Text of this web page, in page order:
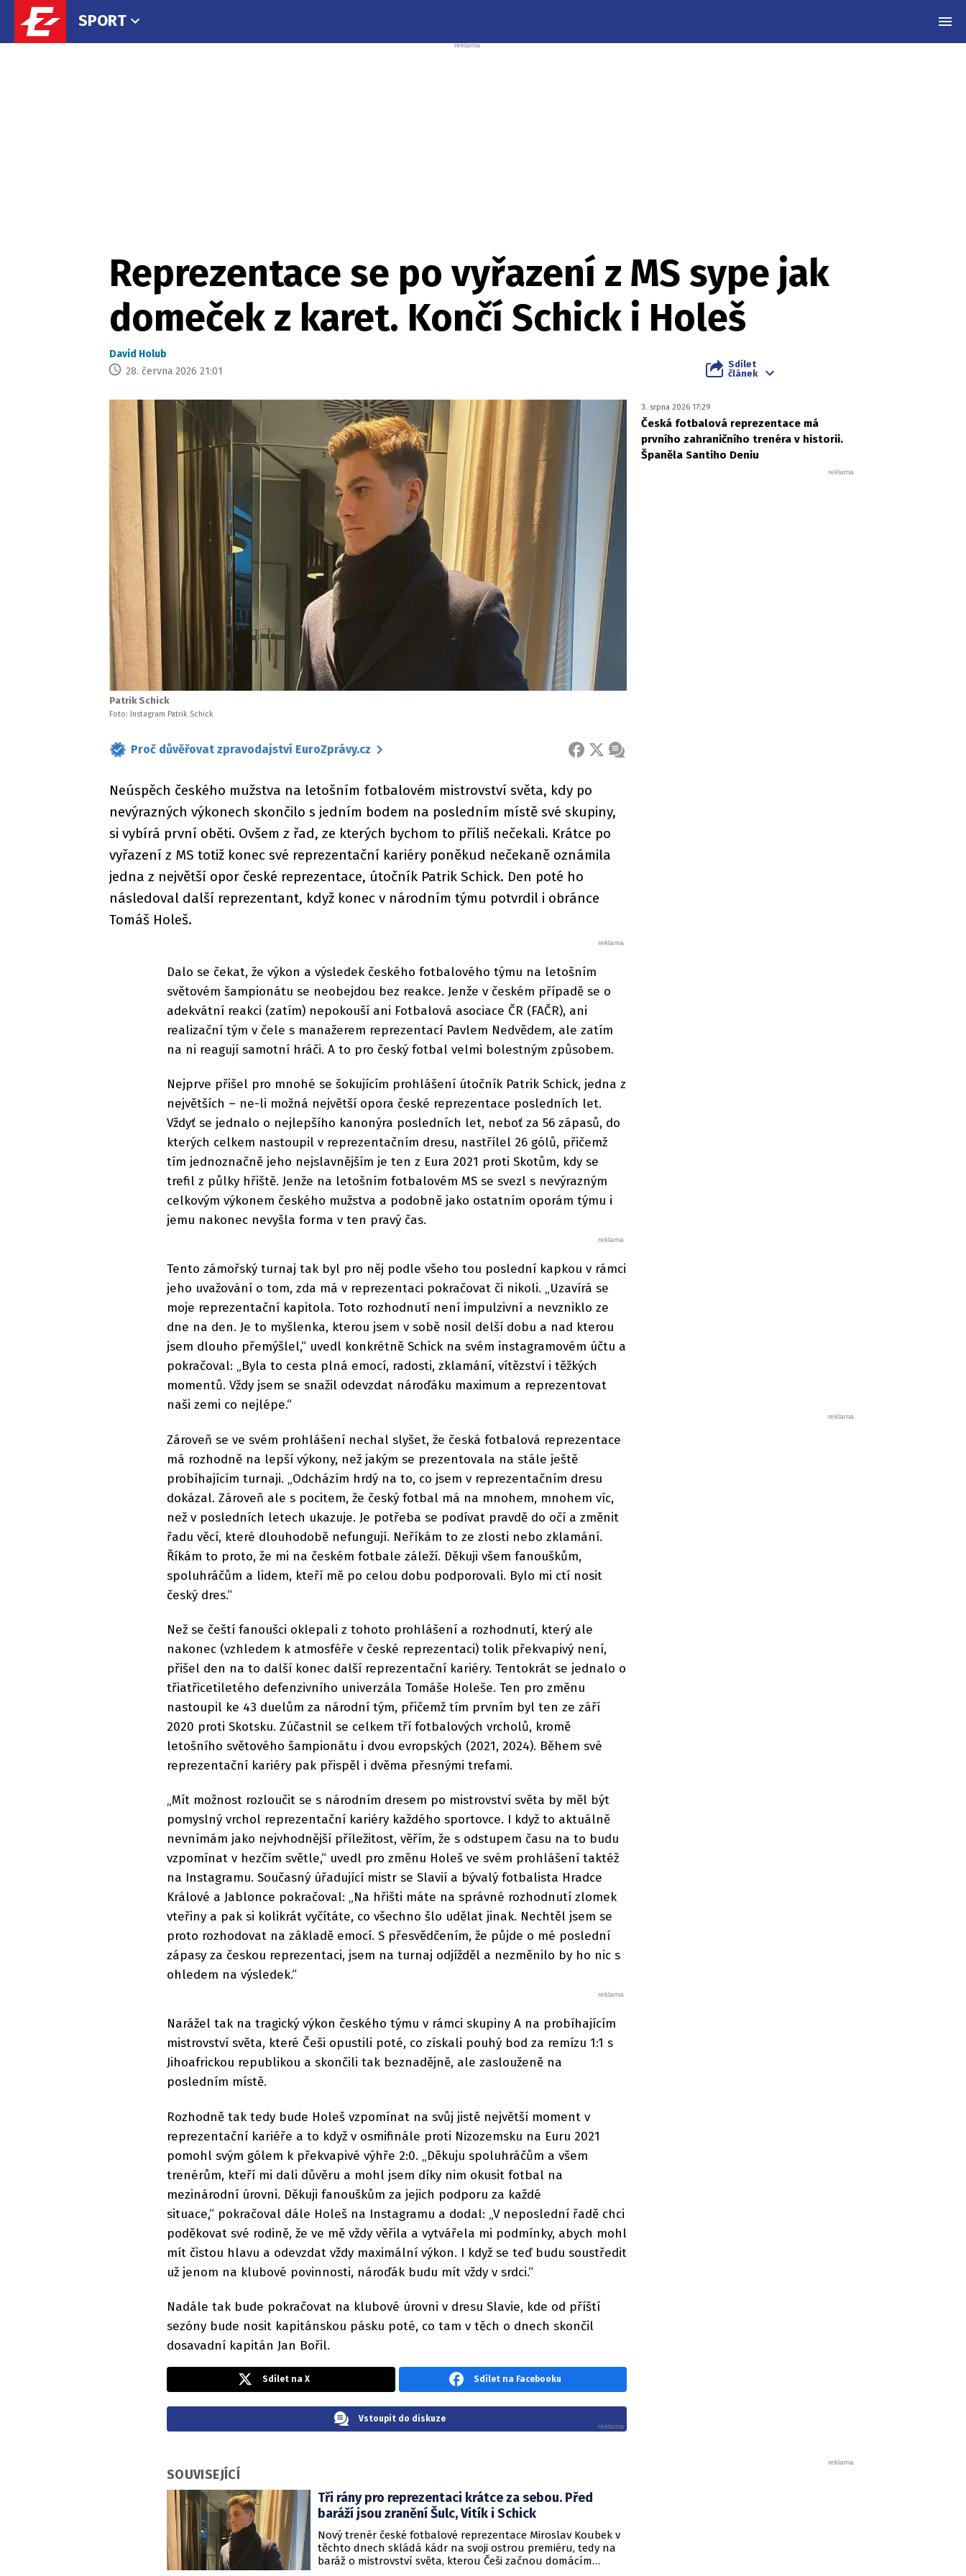
SPORT
Reprezentace se po vyřazení z MS sype jak
domeček z karet. Končí Schick i Holeš
David Holub
28. června 2026 21:01
Sdílet
článek
Patrik Schick
Foto: Instagram Patrik Schick
Proč důvěřovat zpravodajství EuroZprávy.cz FACEBOOK
X ZPRÁVA
Neúspěch českého mužstva na letošním fotbalovém mistrovství světa, kdy po
nevýrazných výkonech skončilo s jedním bodem na posledním místě své skupiny,
si vybírá první oběti. Ovšem z řad, ze kterých bychom to příliš nečekali. Krátce po
vyřazení z MS totiž konec své reprezentační kariéry poněkud nečekaně oznámila
jedna z největší opor české reprezentace, útočník Patrik Schick. Den poté ho
následoval další reprezentant, když konec v národním týmu potvrdil i obránce
Tomáš Holeš.
Dalo se čekat, že výkon a výsledek českého fotbalového týmu na letošním
světovém šampionátu se neobejdou bez reakce. Jenže v českém případě se o
adekvátní reakci (zatím) nepokouší ani Fotbalová asociace ČR (FAČR), ani
realizační tým v čele s manažerem reprezentací Pavlem Nedvědem, ale zatím
na ni reagují samotní hráči. A to pro český fotbal velmi bolestným způsobem.
Nejprve přišel pro mnohé se šokujícím prohlášení útočník Patrik Schick, jedna z
největších – ne-li možná největší opora české reprezentace posledních let.
Vždyť se jednalo o nejlepšího kanonýra posledních let, neboť za 56 zápasů, do
kterých celkem nastoupil v reprezentačním dresu, nastřílel 26 gólů, přičemž
tím jednoznačně jeho nejslavnějším je ten z Eura 2021 proti Skotům, kdy se
trefil z půlky hřiště. Jenže na letošním fotbalovém MS se svezl s nevýrazným
celkovým výkonem českého mužstva a podobně jako ostatním oporám týmu i
jemu nakonec nevyšla forma v ten pravý čas.
Tento zámořský turnaj tak byl pro něj podle všeho tou poslední kapkou v rámci
jeho uvažování o tom, zda má v reprezentaci pokračovat či nikoli. „Uzavírá se
moje reprezentační kapitola. Toto rozhodnutí není impulzivní a nevzniklo ze
dne na den. Je to myšlenka, kterou jsem v sobě nosil delší dobu a nad kterou
jsem dlouho přemýšlel,“ uvedl konkrétně Schick na svém instagramovém účtu a
pokračoval: „Byla to cesta plná emocí, radosti, zklamání, vítězství i těžkých
momentů. Vždy jsem se snažil odevzdat nároďáku maximum a reprezentovat
naši zemi co nejlépe.“
Zároveň se ve svém prohlášení nechal slyšet, že česká fotbalová reprezentace
má rozhodně na lepší výkony, než jakým se prezentovala na stále ještě
probíhajícím turnaji. „Odcházím hrdý na to, co jsem v reprezentačním dresu
dokázal. Zároveň ale s pocitem, že český fotbal má na mnohem, mnohem víc,
než v posledních letech ukazuje. Je potřeba se podívat pravdě do očí a změnit
řadu věcí, které dlouhodobě nefungují. Neříkám to ze zlosti nebo zklamání.
Říkám to proto, že mi na českém fotbale záleží. Děkuji všem fanouškům,
spoluhráčům a lidem, kteří mě po celou dobu podporovali. Bylo mi ctí nosit
český dres.“
Než se čeští fanoušci oklepali z tohoto prohlášení a rozhodnutí, který ale
nakonec (vzhledem k atmosféře v české reprezentaci) tolik překvapivý není,
přišel den na to další konec další reprezentační kariéry. Tentokrát se jednalo o
třiatřicetiletého defenzivního univerzála Tomáše Holeše. Ten pro změnu
nastoupil ke 43 duelům za národní tým, přičemž tím prvním byl ten ze září
2020 proti Skotsku. Zúčastnil se celkem tří fotbalových vrcholů, kromě
letošního světového šampionátu i dvou evropských (2021, 2024). Během své
reprezentační kariéry pak přispěl i dvěma přesnými trefami.
„Mít možnost rozloučit se s národním dresem po mistrovství světa by měl být
pomyslný vrchol reprezentační kariéry každého sportovce. I když to aktuálně
nevnímám jako nejvhodnější příležitost, věřím, že s odstupem času na to budu
vzpomínat v hezčím světle,“ uvedl pro změnu Holeš ve svém prohlášení taktéž
na Instagramu. Současný úřadující mistr se Slavií a bývalý fotbalista Hradce
Králové a Jablonce pokračoval: „Na hřišti máte na správné rozhodnutí zlomek
vteřiny a pak si kolikrát vyčítáte, co všechno šlo udělat jinak. Nechtěl jsem se
proto rozhodovat na základě emocí. S přesvědčením, že půjde o mé poslední
zápasy za českou reprezentaci, jsem na turnaj odjížděl a nezměnilo by ho nic s
ohledem na výsledek.“
Narážel tak na tragický výkon českého týmu v rámci skupiny A na probíhajícím
mistrovství světa, které Češi opustili poté, co získali pouhý bod za remízu 1:1 s
Jihoafrickou republikou a skončili tak beznadějně, ale zaslouženě na
posledním místě.
Rozhodně tak tedy bude Holeš vzpomínat na svůj jistě největší moment v
reprezentační kariéře a to když v osmifinále proti Nizozemsku na Euru 2021
pomohl svým gólem k překvapivé výhře 2:0. „Děkuju spoluhráčům a všem
trenérům, kteří mi dali důvěru a mohl jsem díky nim okusit fotbal na
mezinárodní úrovni. Děkuji fanouškům za jejich podporu za každé
situace,“ pokračoval dále Holeš na Instagramu a dodal: „V neposlední řadě chci
poděkovat své rodině, že ve mě vždy věřila a vytvářela mi podmínky, abych mohl
mít čistou hlavu a odevzdat vždy maximální výkon. I když se teď budu soustředit
už jenom na klubové povinnosti, nároďák budu mít vždy v srdci.“
Nadále tak bude pokračovat na klubové úrovni v dresu Slavie, kde od příští
sezóny bude nosit kapitánskou pásku poté, co tam v těch o dnech skončil
dosavadní kapitán Jan Bořil.
3. srpna 2026 17:29
Česká fotbalová reprezentace má
prvního zahraničního trenéra v historii.
Španěla Santiho Deniu
Sdílet na X Sdílet na Facebooku
Vstoupit do diskuze
SOUVISEJÍCÍ
Tři rány pro reprezentaci krátce za sebou. Před
baráží jsou zranění Šulc, Vitík i Schick
Nový trenér české fotbalové reprezentace Miroslav Koubek v
těchto dnech skládá kádr na svoji ostrou premiéru, tedy na
baráž o mistrovství světa, kterou Češi začnou domácím